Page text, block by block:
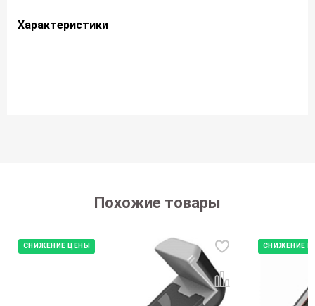
Характеристики
Похожие товары
СНИЖЕНИЕ ЦЕНЫ СНИЖЕНИЕ